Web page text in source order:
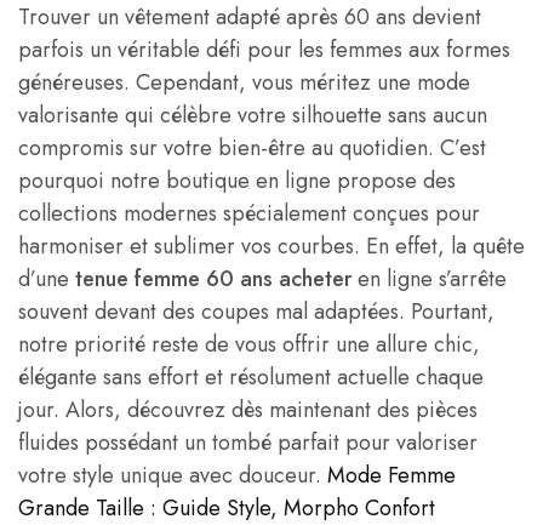
Trouver un vêtement adapté après 60 ans devient
parfois un véritable défi pour les femmes aux formes
généreuses. Cependant, vous méritez une mode
valorisante qui célèbre votre silhouette sans aucun
compromis sur votre bien-être au quotidien. C’est
pourquoi notre boutique en ligne propose des
collections modernes spécialement conçues pour
harmoniser et sublimer vos courbes. En effet, la quête
d’une tenue femme 60 ans acheteren ligne s’arrête
souvent devant des coupes mal adaptées. Pourtant,
notre priorité reste de vous offrir une allure chic,
élégante sans effort et résolument actuelle chaque
jour. Alors, découvrez dès maintenant des pièces
fluides possédant un tombé parfait pour valoriser
votre style unique avec douceur. Mode Femme
Grande Taille : Guide Style, Morpho Confort